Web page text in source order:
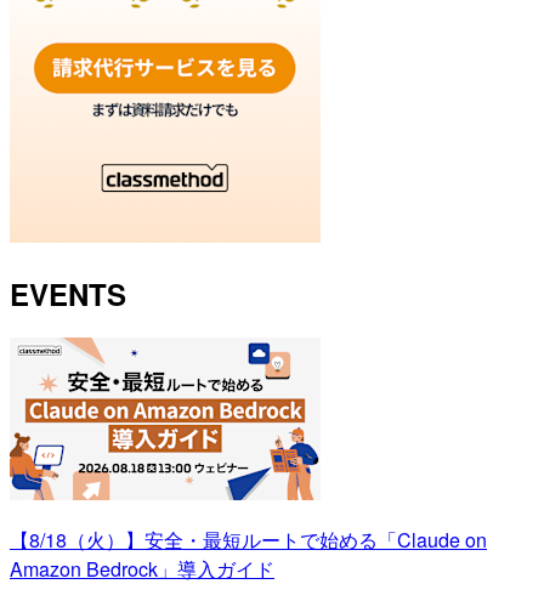
EVENTS
【8/18（火）】安全・最短ルートで始める「Claude on
Amazon Bedrock」導入ガイド